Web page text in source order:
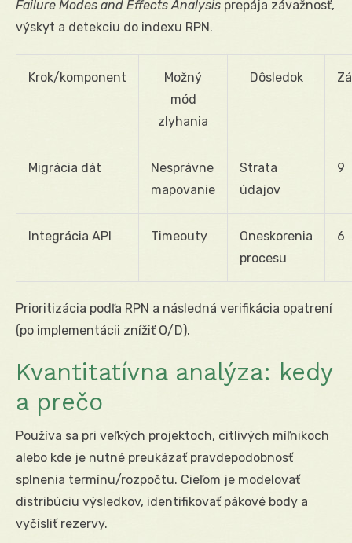
Failure Modes and Effects Analysis prepája závažnosť,
výskyt a detekciu do indexu RPN.
Krok/komponent
Možný
mód
zlyhania
Dôsledok
Migrácia dát
Nesprávne
mapovanie
Strata
údajov
9
Integrácia API Timeouty
Oneskorenia
procesu
6
Prioritizácia podľa RPN a následná verifikácia opatrení
(po implementácii znížiť O/D).
Kvantitatívna analýza: kedy
a prečo
Používa sa pri veľkých projektoch, citlivých míľnikoch
alebo kde je nutné preukázať pravdepodobnosť
splnenia termínu/rozpočtu. Cieľom je modelovať
distribúciu výsledkov, identifikovať pákové body a
vyčísliť rezervy.